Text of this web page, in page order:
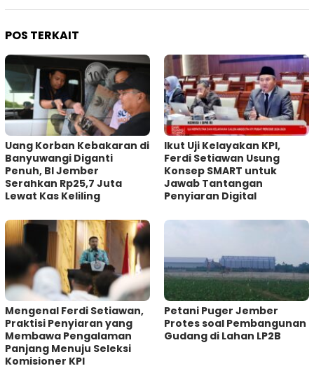
POS TERKAIT
Uang Korban Kebakaran di
Banyuwangi Diganti
Penuh, BI Jember
Serahkan Rp25,7 Juta
Lewat Kas Keliling
Ikut Uji Kelayakan KPI,
Ferdi Setiawan Usung
Konsep SMART untuk
Jawab Tantangan
Penyiaran Digital
Mengenal Ferdi Setiawan,
Praktisi Penyiaran yang
Membawa Pengalaman
Panjang Menuju Seleksi
Komisioner KPI
Petani Puger Jember
Protes soal Pembangunan
Gudang di Lahan LP2B